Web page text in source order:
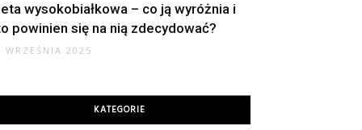
wysokobiałkowa – co ją wyróżnia i
powinien się na nią zdecydować?
WRZEŚNIA 2025
KATEGORIE